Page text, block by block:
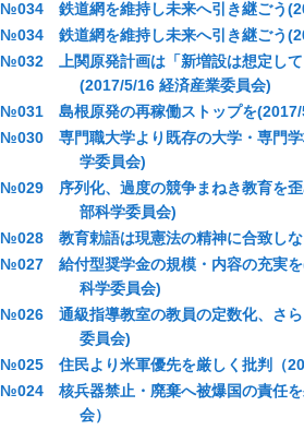
№034 鉄道網を維持し未来へ引き継ごう
№034 鉄道網を維持し未来へ引き継ごう
№032 上関原発計画は「新増設は想定して
(2017/5/16 経済産業委員会)
№031 島根原発の再稼働ストップを(2017/
№030 専門職大学より既存の大学・専門学
学委員会)
№029 序列化、過度の競争まねき教育を歪
部科学委員会)
№028 教育勅語は現憲法の精神に合致しな
№027 給付型奨学金の規模・内容の充実を
科学委員会)
№026 通級指導教室の教員の定数化、さら
委員会)
№025 住民より米軍優先を厳しく批判（
№024 核兵器禁止・廃棄へ被爆国の責任を
会）